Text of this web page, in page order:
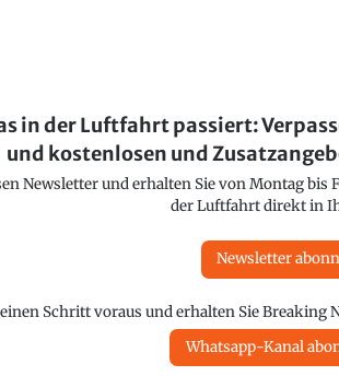
in der Luftfahrt passiert:
und kostenlosen und
Newsletter und erhalten Sie von Montag
der Luftfahrt direkt in
Newsletter
Schritt voraus und erhalten Sie
Whatsapp-Kanal